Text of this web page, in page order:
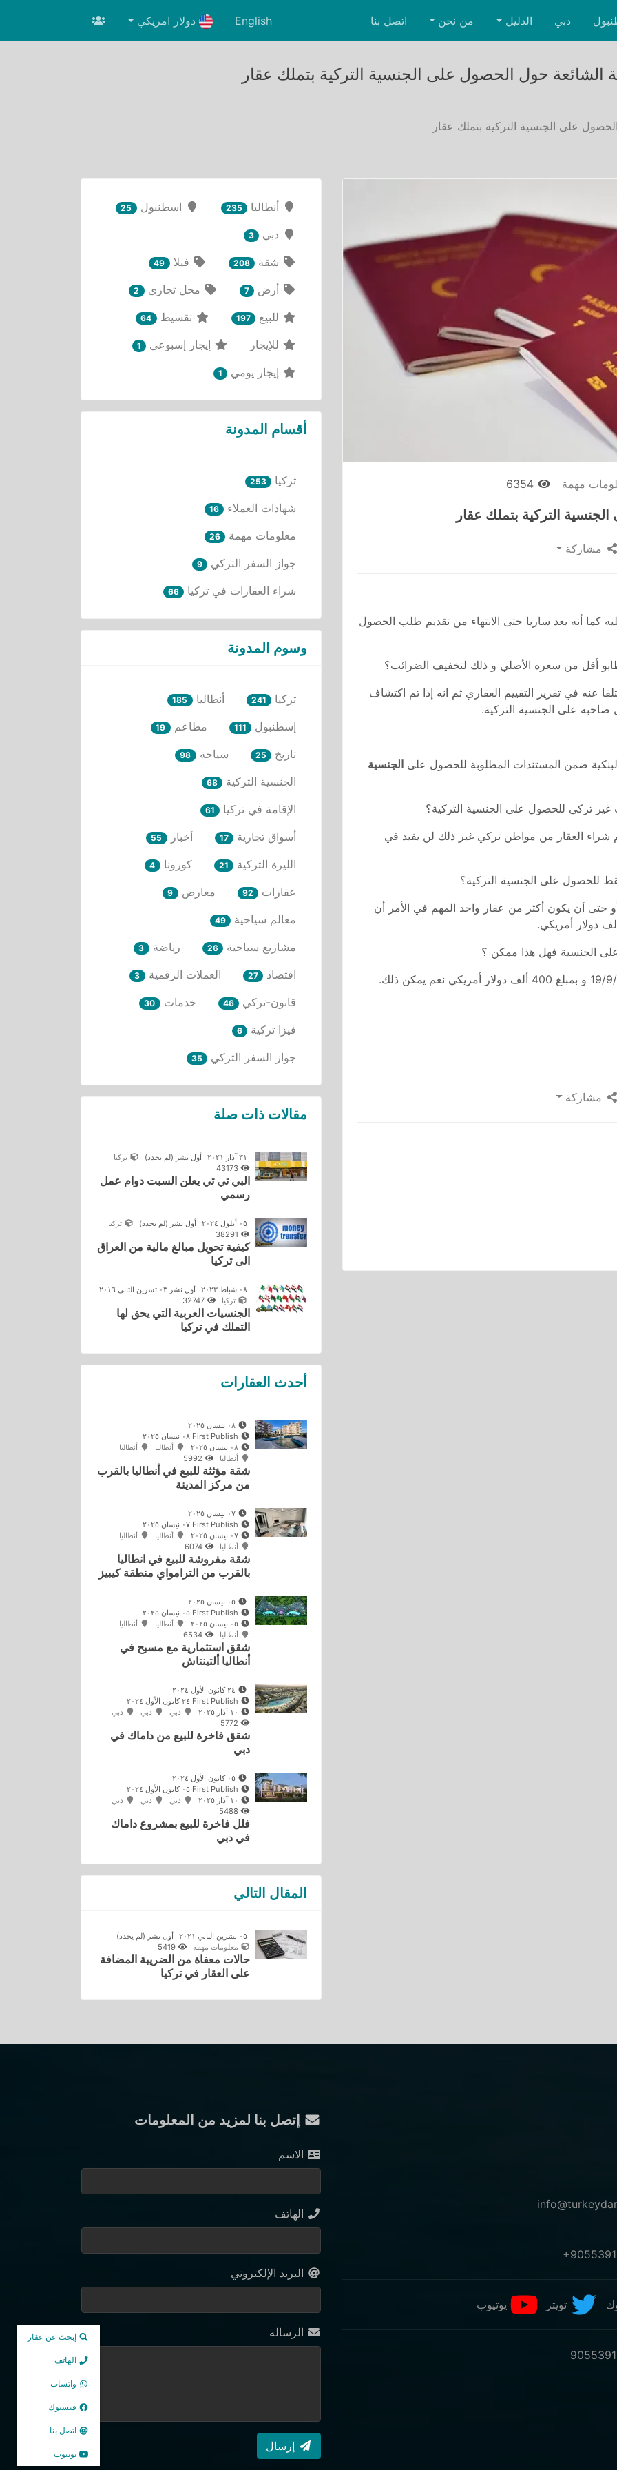
دبي الدليل من نحن اتصل بنا English دولار امريكي
الشائعة حول الحصول على الجنسية التركية بتملك عقار
على الجنسية التركية بتملك عقار
مهمة
التركية بتملك عقار
مشاركة
التقديم عليه كما أنه يعد ساريا حتى الانتهاء من تقديم طلب الحصول
أقل من سعره الأصلي و ذلك لتخفيف الضرائب؟
عنه في تقرير التقييم العقاري ثم انه إذا تم اكتشاف
على الجنسية التركية.
ضمن المستندات المطلوبة للحصول على الجنسية
تركي للحصول على الجنسية التركية؟
العقار من مواطن تركي غير ذلك لن يفيد في
على الجنسية التركية؟
حتى أن يكون أكثر من عقار واحد المهم في الأمر أن
الجنسية فهل هذا ممكن ؟
مشاركة
أنطاليا 235 اسطنبول 25
دبي 3
شقة 208 فيلا 49
أرض 7 محل تجاري 2
للبيع 197 تقسيط 64
للإيجار إيجار إسبوعي 1
إيجار يومي 1
أقسام المدونة
تركيا 253
شهادات العملاء 16
معلومات مهمة 26
جواز السفر التركي 9
شراء العقارات في تركيا 66
وسوم المدونة
تركيا 241 أنطاليا 185
إسطنبول 111 مطاعم 19
تاريخ 25 سياحة 98
الجنسية التركية 68
الإقامة في تركيا 61
أسواق تجارية 17 أخبار 55
الليرة التركية 21 كورونا 4
عقارات 92 معارض 9
معالم سياحية 49
مشاريع سياحية 26 رياضة 3
اقتصاد 27 العملات الرقمية 3
قانون-تركي 46 خدمات 30
فيزا تركية 6
جواز السفر التركي 35
مقالات ذات صلة
٣١ آذار ٢٠٢١ أول نشر (لم يحدد)
تركيا
43173
البي تي تي يعلن السبت دوام عمل
رسمي
٠٥ أيلول ٢٠٢٤ أول نشر (لم يحدد)
تركيا
كيفية تحويل مبالغ مالية من العراق
الى تركيا
٠٨ شباط ٢٠٢٣
أول نشر ٠٣ تشرين الثاني ٢٠١٦
تركيا
32747
الجنسيات العربية التي يحق لها
التملك في تركيا
أحدث العقارات
٠٨ نيسان ٢٠٢٥
٠٨ نيسان ٢٠٢٥
أنطاليا
أنطاليا
أنطاليا
شقة مؤثثة للبيع في أنطاليا بالقرب
من مركز المدينة
٠٧ نيسان ٢٠٢٥
٠٧ نيسان ٢٠٢٥
أنطاليا
أنطاليا
أنطاليا
6074
شقة مفروشة للبيع في انطاليا
بالقرب من الترامواي منطقة كيبيز
٠٥ نيسان ٢٠٢٥
٠٥ نيسان ٢٠٢٥
أنطاليا
أنطاليا
أنطاليا
6534
شقق استثمارية مع مسبح في
أنطاليا ألتينتاش
دبي دبي
دبي
شقق فاخرة للبيع من داماك في
دبي
٠٥ كانون الأول ٢٠٢٤
دبي دبي
دبي
فلل فاخرة للبيع بمشروع داماك
في دبي
المقال التالي
٠٥ تشرين الثاني ٢٠٢١ أول نشر (لم يحدد)
معلومات مهمة
5419
حالات معفاة من الضريبة المضافة
على العقار في تركيا
تويتر يوتيوب
إتصل بنا لمزيد من المعلومات
الاسم
الهاتف
البريد الإلكتروني
الرسالة
إرسال
إبحث عن عقار
الهاتف
واتساب
فيسبوك
اتصل بنا
يوتيوب